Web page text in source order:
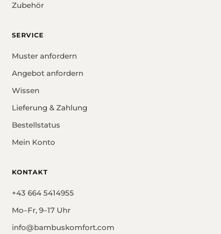
Zubehör
SERVICE
Muster anfordern
Angebot anfordern
Wissen
Lieferung & Zahlung
Bestellstatus
Mein Konto
KONTAKT
+43 664 5414955
Mo–Fr, 9–17 Uhr
info@bambuskomfort.com